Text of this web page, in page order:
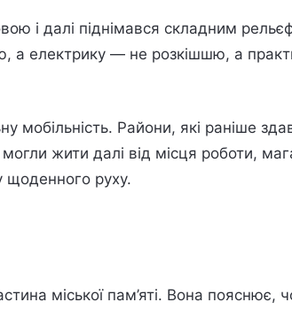
і далі піднімався складним
а електрику — не розкішшю, а
мобільність. Райони, які раніше
жити далі від місця роботи,
щоденного руху.
міської пам’яті. Вона пояснює,